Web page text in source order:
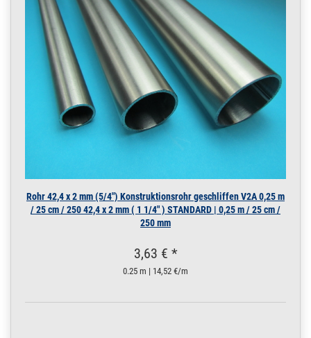
Rohr 42,4 x 2 mm (5/4") Konstruktionsrohr geschliffen V2A 0,25 m
/ 25 cm / 250 42,4 x 2 mm ( 1 1/4" ) STANDARD | 0,25 m / 25 cm /
250 mm
3,63 € *
0.25 m | 14,52 €/m